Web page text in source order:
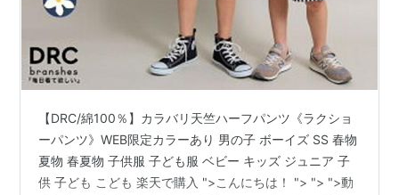
【DRC/綿100％】カラバリ天竺ハーフパンツ《ラクショ
ーパンツ》WEB限定カラーあり 男の子 ボーイズ SS 春物
夏物 春夏物 子供服 子ども服 ベビー キッズ ジュニア 子
供 子ども こども 楽天で購入 ">こんにちは！ "> "> ">動